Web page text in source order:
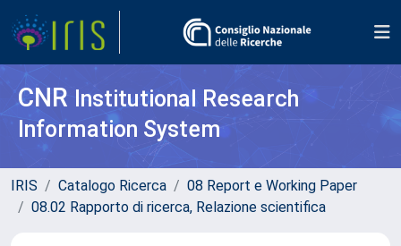
CNR Institutional Research
Information System
IRIS Catalogo Ricerca
08 Report e Working Paper
08.02 Rapporto di ricerca, Relazione scientifica